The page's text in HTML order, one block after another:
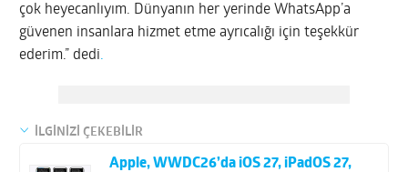
çok heyecanlıyım. Dünyanın her yerinde WhatsApp’a
güvenen insanlara hizmet etme ayrıcalığı için teşekkür
ederim.” dedi.
İLGİNİZİ ÇEKEBİLİR
Apple, WWDC26’da iOS 27, iPadOS 27,